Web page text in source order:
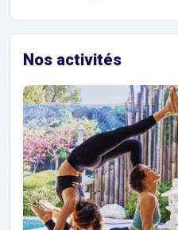
Nos activités